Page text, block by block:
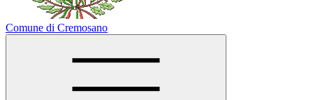
Comune di Cremosano